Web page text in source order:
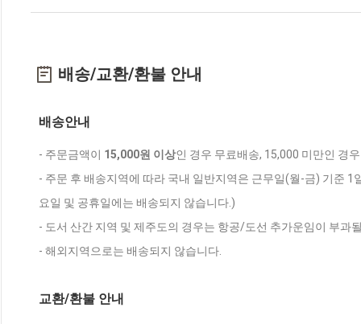
배송/교환/환불 안내
배송안내
- 주문금액이 15,000원 이상인 경우 무료배송, 15,000 미만인 경
- 주문 후 배송지역에 따라 국내 일반지역은 근무일(월-금) 기준
요일 및 공휴일에는 배송되지 않습니다.)
- 도서 산간 지역 및 제주도의 경우는 항공/도선 추가운임이 부과
- 해외지역으로는 배송되지 않습니다.
교환/환불 안내